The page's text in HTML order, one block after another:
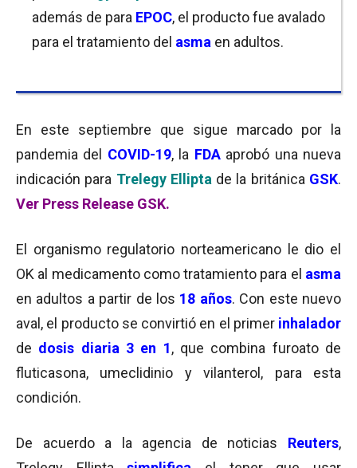
además de para EPOC, el producto fue avalado
para el tratamiento del asma en adultos.
En este septiembre que sigue marcado por la
pandemia del COVID-19, la FDA aprobó una nueva
indicación para Trelegy Ellipta de la británica GSK.
Ver Press Release GSK.
El organismo regulatorio norteamericano le dio el
OK al medicamento como tratamiento para el asma
en adultos a partir de los 18 años. Con este nuevo
aval, el producto se convirtió en el primerinhalador
de dosis diaria 3 en 1, que combina furoato de
fluticasona, umeclidinio y vilanterol, para esta
condición.
De acuerdo a la agencia de noticias Reuters,